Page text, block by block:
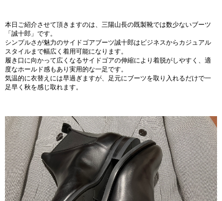
本日ご紹介させて頂きますのは、三陽山長の既製靴では数少ないブーツ
「誠十郎」です。
シンプルさが魅力のサイドゴアブーツ誠十郎はビジネスからカジュアル
スタイルまで幅広く着用可能になります。
履き口に向かって広くなるサイドゴアの伸縮により着脱がしやすく、適
度なホールド感もあり実用的な一足です。
気温的に衣替えには早過ぎますが、足元にブーツを取り入れるだけで一
足早く秋を感じ取れます。